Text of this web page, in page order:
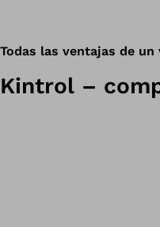
Todas las ventajas de un
Kintrol –